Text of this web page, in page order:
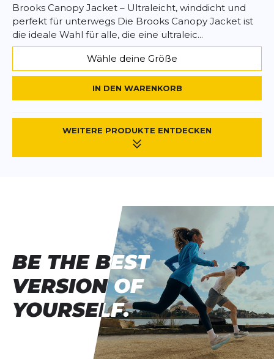
Brooks Canopy Jacket – Ultraleicht, winddicht und
perfekt für unterwegs Die Brooks Canopy Jacket ist
die ideale Wahl für alle, die eine ultraleic...
Wähle deine Größe
IN DEN WARENKORB
WEITERE PRODUKTE ENTDECKEN
BE THE BEST
VERSION OF
YOURSELF.
BE THE BEST
VERSION OF
YOURSELF.